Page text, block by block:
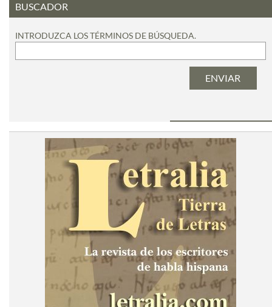
BUSCADOR
INTRODUZCA LOS TÉRMINOS DE BÚSQUEDA.